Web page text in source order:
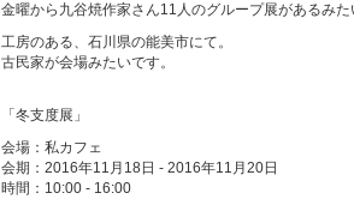
金曜から九谷焼作家さん11人のグループ展があるみた
工房のある、石川県の能美市にて。
古民家が会場みたいです。
「冬支度展」
会場：私カフェ
会期：2016年11月18日 - 2016年11月20日
時間：10:00 - 16:00